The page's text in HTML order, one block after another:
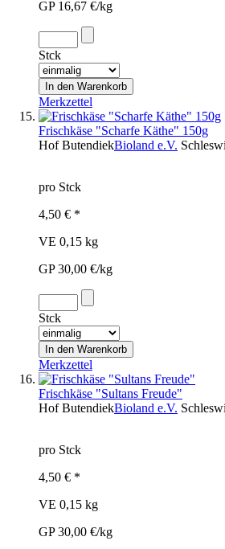
GP 16,67 €/kg
Stck
Merkzettel
Frischkäse "Scharfe Käthe" 150g
Hof ButendiekBioland e.V.
pro Stck
4,50 € *
VE 0,15 kg
GP 30,00 €/kg
Stck
Merkzettel
Frischkäse "Sultans Freude"
Hof ButendiekBioland e.V.
pro Stck
4,50 € *
VE 0,15 kg
GP 30,00 €/kg